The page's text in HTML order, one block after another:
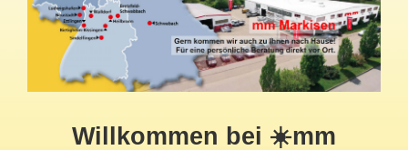
Willkommen bei ☀️mm